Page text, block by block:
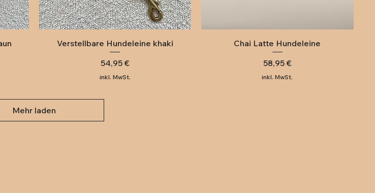
Schnellansicht
Verstellbare Hundeleine khaki
Preis
54,95 €
inkl. MwSt.
Schnellansicht
Chai Latte Hundeleine
Preis
58,95 €
inkl. MwSt.
Mehr laden